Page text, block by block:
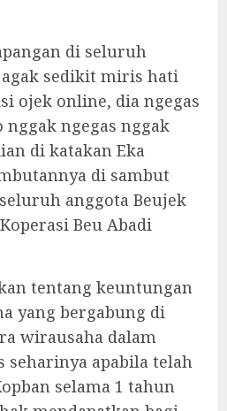
di seluruh
sedikit miris hati
ojek online, dia ngegas
nggak ngegas nggak
di katakan Eka
di sambut
anggota Beujek
Beu Abadi
tentang keuntungan
yang bergabung di
wirausaha dalam
seharinya apabila telah
selama 1 tahun